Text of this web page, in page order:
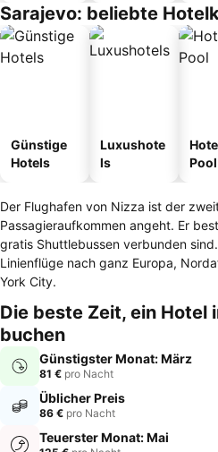
Sarajevo: beliebte
Günstige
Hotels
Luxushote
ls
Pool
Der Flughafen von Nizza ist der
Passagieraufkommen angeht. Er
gratis Shuttlebussen verbunden
Linienflüge nach ganz Europa,
York City.
Die beste Zeit, ein Hotel
buchen
Günstigster Monat: März
81 € pro Nacht
Üblicher Preis
86 € pro Nacht
Teuerster Monat: Mai